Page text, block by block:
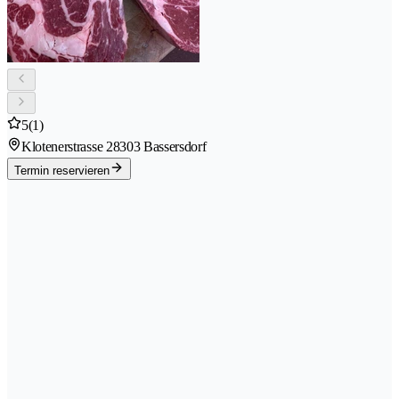
5(1)
Klotenerstrasse 28303 Bassersdorf
Termin reservieren